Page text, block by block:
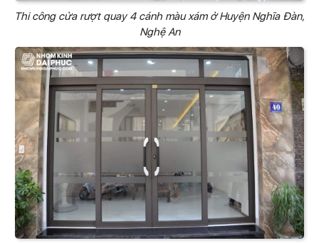
Thi công cửa rượt quay 4 cánh màu xám ở Huyện Nghĩa Đàn,
Nghệ An